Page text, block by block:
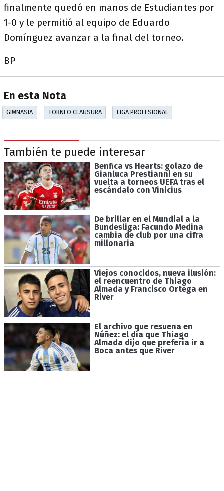
finalmente quedó en manos de Estudiantes por
1-0 y le permitió al equipo de Eduardo
Domínguez avanzar a la final del torneo.
BP
En esta Nota
GIMNASIA TORNEO CLAUSURA LIGA PROFESIONAL
También te puede interesar
Benfica vs Hearts: golazo de
Gianluca Prestianni en su
vuelta a torneos UEFA tras el
escándalo con Vinicius
De brillar en el Mundial a la
Bundesliga: Facundo Medina
cambia de club por una cifra
millonaria
Viejos conocidos, nueva ilusión:
el reencuentro de Thiago
Almada y Francisco Ortega en
River
El archivo que resuena en
Núñez: el día que Thiago
Almada dijo que prefería ir a
Boca antes que River